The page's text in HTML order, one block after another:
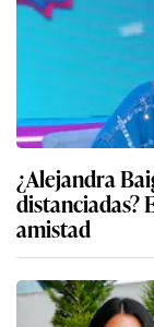
¿Alejandra
distanciadas?
amistad